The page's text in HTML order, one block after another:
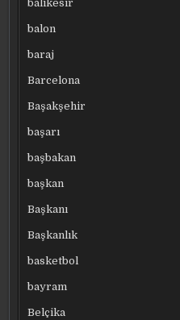
balıkesir
balon
baraj
Barcelona
Başakşehir
başarı
başbakan
başkan
Başkanı
Başkanlık
basketbol
bayram
Belçika